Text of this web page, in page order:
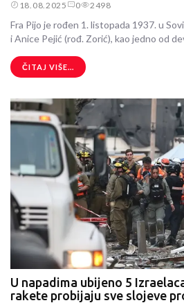
18.08.2025 0 2498
Fra Pijo je rođen 1. listopada 1937. u
i Anice Pejić (rođ. Zorić), kao jedno od
ČITAJ VIŠE...
U napadima ubijeno 5
rakete probijaju sve slojeve